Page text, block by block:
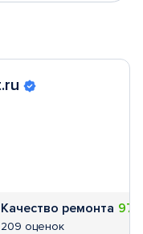
Качество ремонта
209 оценок